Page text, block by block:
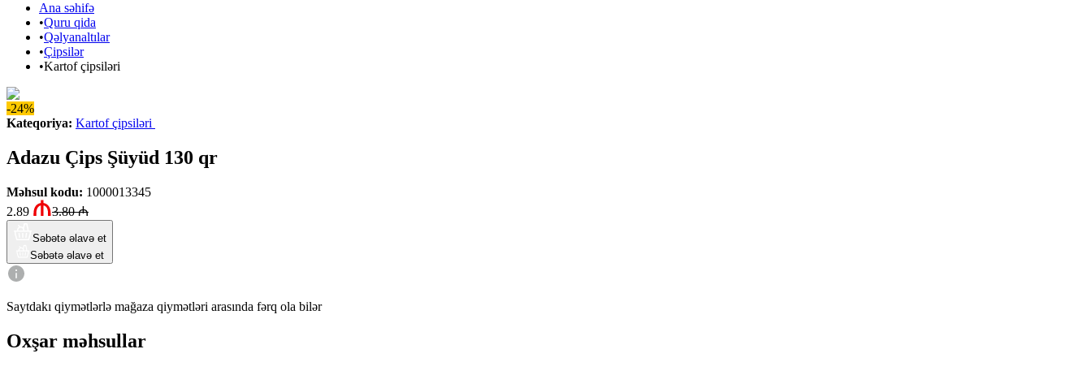
Ana səhifə
•Quru qida
•Qəlyanaltılar
•Çipsilər
•Kartof çipsiləri
-24%
Kateqoriya: Kartof çipsiləri
Adazu Çips Şüyüd 130 qr
Məhsul kodu: 1000013345
2.89
3.80₼
Səbətə əlavə et
Səbətə əlavə et
Saytdakı qiymətlərlə mağaza qiymətləri arasında fərq ola bilər
Oxşar məhsullar